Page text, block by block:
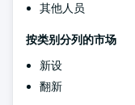
其他人员
按类别分列的市场
新设
翻新